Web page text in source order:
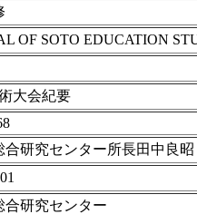
OF SOTO EDUCATION
大会紀要
合研究センター所長田中良昭
合研究センター